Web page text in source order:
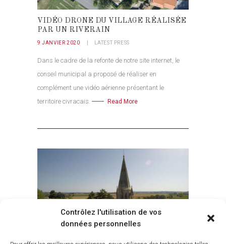
Contrôlez l'utilisation de vos
données personnelles
VIDÉO DRONE DU VILLAGE RÉALISÉE
PAR UN RIVERAIN
9 JANVIER 2020 LATEST PRESS
Dans le cadre de la refonte de notre site internet, le
conseil municipal a proposé de réaliser en
complément une vidéo aérienne présentant le
territoire civracais.
Read More